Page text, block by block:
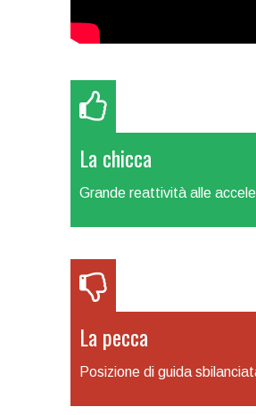
La chicca
Grande reattività alle
La pecca
Posizione di guida